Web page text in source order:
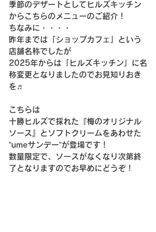
季節のデザートとしてヒルズキッチン
からこちらのメニューのご紹介！
ちなみに・・・・
昨年までは「ショップカフェ」という
店舗名称でしたが
2025年からは「ヒルズキッチン」に名
称変更となりましたのでお見知りおき
を♬
こちらは
十勝ヒルズで採れた『梅のオリジナル
ソース』とソフトクリームをあわせた
”umeサンデー”が登場です！
数量限定で、ソースがなくなり次第終
了となりますのでお早めにどうぞ！